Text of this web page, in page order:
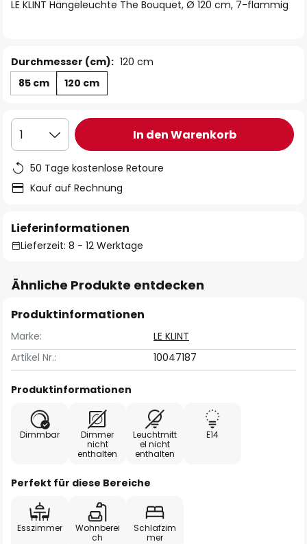
LE KLINT Hängeleuchte The Bouquet, Ø 120 cm, 7-flammig
Durchmesser (cm): 120 cm
85 cm
120 cm
1 In den Warenkorb
50 Tage kostenlose Retoure
Kauf auf Rechnung
Lieferinformationen
Lieferzeit: 8 - 12 Werktage
Ähnliche Produkte entdecken
Produktinformationen
Marke:
LE KLINT
Artikel Nr.:
10047187
Produktinformationen
Dimmbar
Dimmer
nicht
enthalten
Leuchtmitt
el nicht
enthalten
E14
Perfekt für diese Bereiche
Esszimmer
Wohnberei
ch
Schlafzim
mer